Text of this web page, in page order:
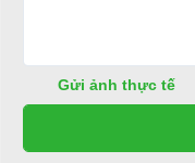
Gửi ảnh thực tế